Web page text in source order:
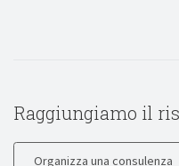
Raggiungiamo il
Organizza una consulenza